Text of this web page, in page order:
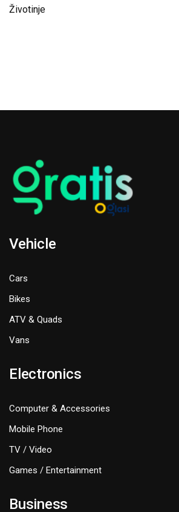
Životinje
Vehicle
Cars
Bikes
ATV & Quads
Vans
Electronics
Computer & Accessories
Mobile Phone
TV / Video
Games / Entertainment
Business